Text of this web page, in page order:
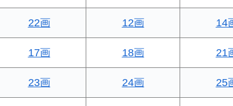
22画 12画 14
17画 18画 21
23画 24画 25